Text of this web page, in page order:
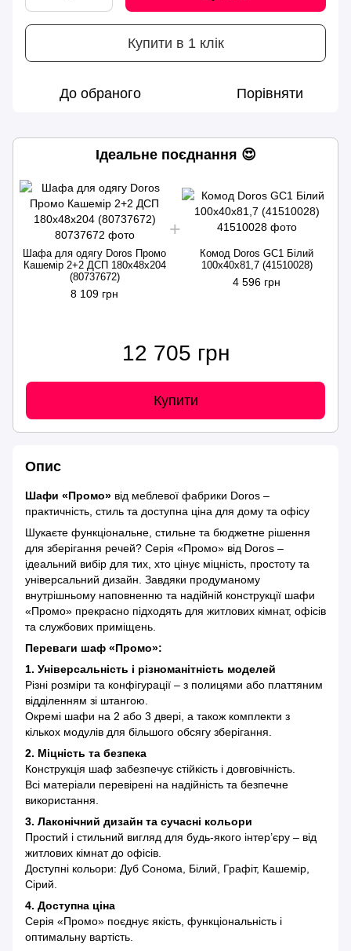
Купити в 1 клік
До обраного Порівняти
Ідеальне поєднання 😍
Шафа для одягу Doros Промо
Кашемір 2+2 ДСП 180х48х204
(80737672)
8 109 грн
Комод Doros GС1 Білий
100х40х81,7 (41510028)
4 596 грн
12 705 грн
Купити
Опис
Шафи «Промо» від меблевої фабрики Doros –
практичність, стиль та доступна ціна для дому та офісу
Шукаєте функціональне, стильне та бюджетне рішення
для зберігання речей? Серія «Промо» від Doros –
ідеальний вибір для тих, хто цінує міцність, простоту та
універсальний дизайн. Завдяки продуманому
внутрішньому наповненню та надійній конструкції шафи
«Промо» прекрасно підходять для житлових кімнат, офісів
та службових приміщень.
Переваги шаф «Промо»:
1. Універсальність і різноманітність моделей
Різні розміри та конфігурації – з полицями або платтяним
відділенням зі штангою.
Окремі шафи на 2 або 3 двері, а також комплекти з
кількох модулів для більшого обсягу зберігання.
2. Міцність та безпека
Конструкція шаф забезпечує стійкість і довговічність.
Всі матеріали перевірені на надійність та безпечне
використання.
3. Лаконічний дизайн та сучасні кольори
Простий і стильний вигляд для будь-якого інтер’єру – від
житлових кімнат до офісів.
Доступні кольори: Дуб Сонома, Білий, Графіт, Кашемір,
Сірий.
4. Доступна ціна
Серія «Промо» поєднує якість, функціональність і
оптимальну вартість.